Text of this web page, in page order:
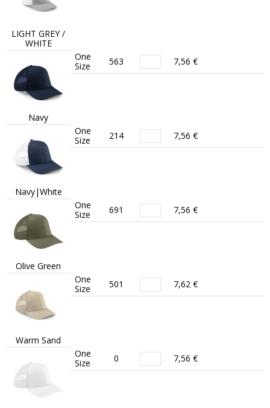
LIGHT GREY /
WHITE
Navy
One
Size
563 7,56 €
Navy|White
One
Size
214 7,56 €
Olive Green
One
Size
691 7,56 €
Warm Sand
One
Size
501 7,62 €
One
Size
0 7,56 €